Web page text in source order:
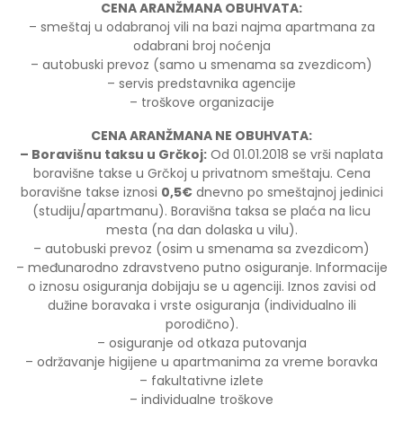
CENA ARANŽMANA OBUHVATA:
– smeštaj u odabranoj vili na bazi najma apartmana za
odabrani broj noćenja
– autobuski prevoz (samo u smenama sa zvezdicom)
– servis predstavnika agencije
– troškove organizacije
CENA ARANŽMANA NE OBUHVATA:
– Boravišnu taksu u Grčkoj: Od 01.01.2018 se vrši naplata
boravišne takse u Grčkoj u privatnom smeštaju. Cena
boravišne takse iznosi 0,5€dnevno po smeštajnoj jedinici
(studiju/apartmanu). Boravišna taksa se plaća na licu
mesta (na dan dolaska u vilu).
– autobuski prevoz (osim u smenama sa zvezdicom)
– međunarodno zdravstveno putno osiguranje. Informacije
o iznosu osiguranja dobijaju se u agenciji. Iznos zavisi od
dužine boravaka i vrste osiguranja (individualno ili
porodično).
– osiguranje od otkaza putovanja
– održavanje higijene u apartmanima za vreme boravka
– fakultativne izlete
– individualne troškove